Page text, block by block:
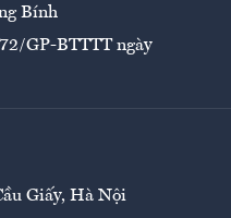
Bính
GP-BTTTT ngày
Giấy, Hà Nội